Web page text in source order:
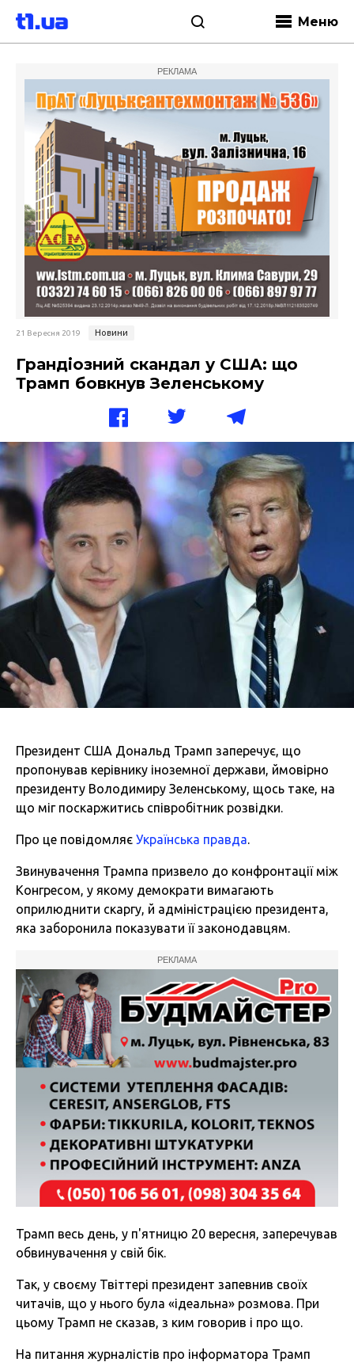
Меню
РЕКЛАМА
21 Вересня 2019 Новини
Грандіозний скандал у США: що
Трамп бовкнув Зеленському
Президент США Дональд Трамп заперечує, що
пропонував керівнику іноземної держави, ймовірно
президенту Володимиру Зеленському, щось таке, на
що міг поскаржитись співробітник розвідки.
Про це повідомляє Українська правда.
Звинувачення Трампа призвело до конфронтації між
Конгресом, у якому демократи вимагають
оприлюднити скаргу, й адміністрацією президента,
яка заборонила показувати її законодавцям.
РЕКЛАМА
Трамп весь день, у п'ятницю 20 вересня, заперечував
обвинувачення у свій бік.
Так, у своєму Твіттері президент запевнив своїх
читачів, що у нього була «ідеальна» розмова. При
цьому Трамп не сказав, з ким говорив і про що.
На питання журналістів про інформатора Трамп